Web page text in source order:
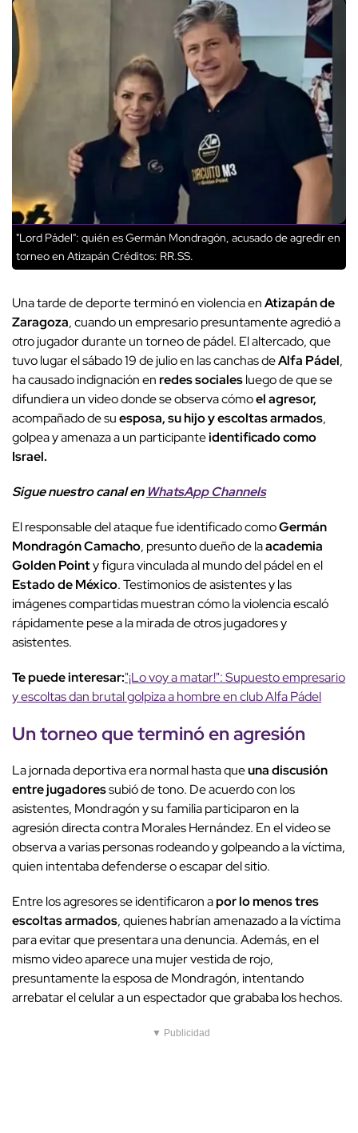
"Lord Pádel": quién es Germán Mondragón, acusado de agredir en
torneo en Atizapán Créditos: RR.SS.
Una tarde de deporte terminó en violencia enAtizapán de
Zaragoza, cuando un empresario presuntamente agredió a
otro jugador durante un torneo de pádel. El altercado, que
tuvo lugar el sábado 19 de julio en las canchas deAlfa Pádel,
ha causado indignación enredes socialesluego de que se
difundiera un video donde se observa cómoel agresor,
acompañado de suesposa, su hijo y escoltas armados,
golpea y amenaza a un participanteidentificado como
Israel.
Sigue nuestro canal en WhatsApp Channels
El responsable del ataque fue identificado comoGermán
Mondragón Camacho, presunto dueño de laacademia
Golden Pointy figura vinculada al mundo del pádel en el
Estado de México. Testimonios de asistentes y las
imágenes compartidas muestran cómo la violencia escaló
rápidamente pese a la mirada de otros jugadores y
asistentes.
Te puede interesar:"¡Lo voy a matar!": Supuesto empresario
y escoltas dan brutal golpiza a hombre en club Alfa Pádel
Un torneo que terminó en agresión
La jornada deportiva era normal hasta queuna discusión
entre jugadoressubió de tono. De acuerdo con los
asistentes, Mondragón y su familia participaron en la
agresión directa contra Morales Hernández. En el video se
observa a varias personas rodeando y golpeando a la víctima,
quien intentaba defenderse o escapar del sitio.
Entre los agresores se identificaron apor lo menos tres
escoltas armados, quienes habrían amenazado a la víctima
para evitar que presentara una denuncia. Además, en el
mismo video aparece una mujer vestida de rojo,
presuntamente la esposa de Mondragón, intentando
arrebatar el celular a un espectador que grababa los hechos.
▼ Publicidad